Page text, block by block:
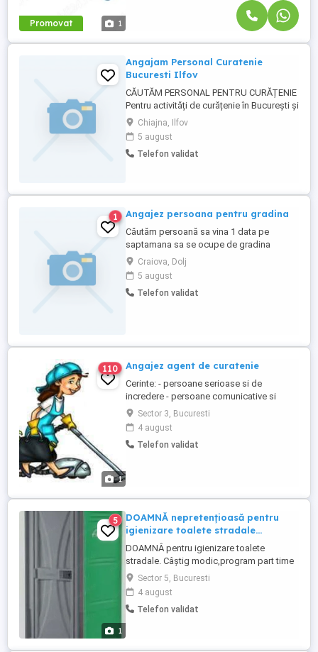
Promovat 1
Angajam Personal Curatenie
Bucuresti Ilfov
CĂUTĂM PERSONAL PENTRU CURĂȚENIE
Pentru activități de curățenie în București și
Ilfov, angajăm persoane serioase și
responsabile. Program Full-Time sau Part-
Time Salariu motivant Dacă îți dorești un
loc de muncă stabil și un mediu de lucru
Chiajna, Ilfov
5 august
Telefon validat
1 Angajez persoana pentru gradina
Căutăm persoană sa vina 1 data pe
saptamana sa se ocupe de gradina
restaurantului. Sa funda gazonul, gardul
viu, sa curate gradina de buruieni, sa
mature in curte, etc.. Pentru mai multe
detalii va rugam sa ne contactati. Nu
Craiova, Dolj
5 august
Telefon validat
1
110 Angajez agent de curatenie
Cerinte: - persoane serioase si de
incredere - persoane comunicative si
punctuale Se ofera; - contract de munca la
4 ore - salariul avantajos Pentru mai multe
informatii, contactati-ne la nr de telefon:
Sector 3, Bucuresti
4 august
Telefon validat
1
5
DOAMNĂ nepretențioasă pentru
igienizare toalete stradale...
DOAMNÂ pentru igienizare toalete
stradale. Câștig modic,program part time
evenimente. Ofera nu este pentru
pretențioase. Rog prezentare pe
whatsapp...
Sector 5, Bucuresti
4 august
Telefon validat